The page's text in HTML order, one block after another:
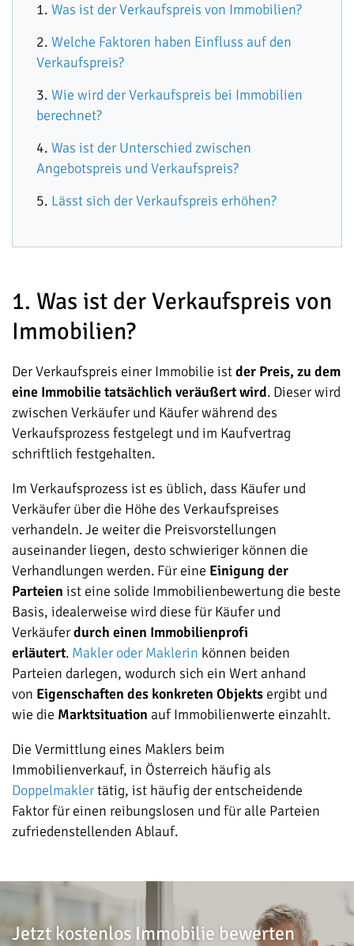
Was ist der Verkaufspreis von Immobilien?
Welche Faktoren haben Einfluss auf den
Verkaufspreis?
Wie wird der Verkaufspreis bei Immobilien
berechnet?
Was ist der Unterschied zwischen
Angebotspreis und Verkaufspreis?
Lässt sich der Verkaufspreis erhöhen?
1. Was ist der Verkaufspreis von
Immobilien?
Der Verkaufspreis einer Immobilie istder Preis, zu dem
eine Immobilie tatsächlich veräußert wird. Dieser wird
zwischen Verkäufer und Käufer während des
Verkaufsprozess festgelegt und im Kaufvertrag
schriftlich festgehalten.
Im Verkaufsprozess ist es üblich, dass Käufer und
Verkäufer über die Höhe des Verkaufspreises
verhandeln. Je weiter die Preisvorstellungen
auseinander liegen, desto schwieriger können die
Verhandlungen werden. Für eine Einigung der
Parteien ist eine solide Immobilienbewertung die beste
Basis, idealerweise wird diese für Käufer und
Verkäuferdurch einen Immobilienprofi
erläutert. Makler oder Maklerin können beiden
Parteien darlegen, wodurch sich ein Wert anhand
von Eigenschaften des konkreten Objekts ergibt und
wie die Marktsituation auf Immobilienwerte einzahlt.
Die Vermittlung eines Maklers beim
Immobilienverkauf, in Österreich häufig als
Doppelmaklertätig, ist häufig der entscheidende
Faktor für einen reibungslosen und für alle Parteien
zufriedenstellenden Ablauf.
Jetzt kostenlos Immobilie bewerten